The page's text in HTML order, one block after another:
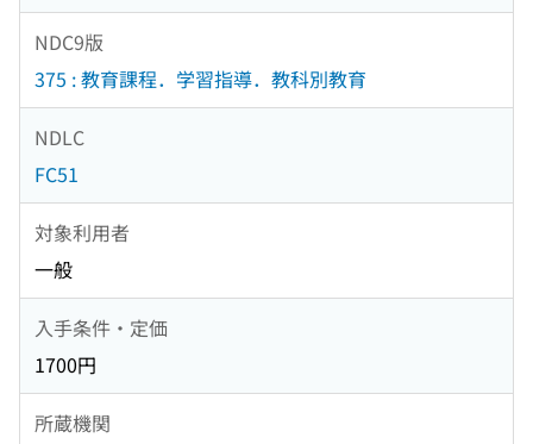
NDC9版
375 : 教育課程．学習指導．教科別教育
NDLC
FC51
対象利用者
一般
入手条件・定価
1700円
所蔵機関